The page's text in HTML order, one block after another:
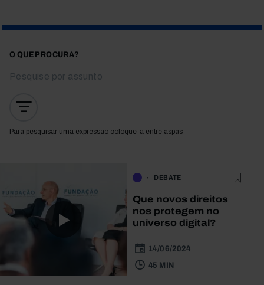
O QUE PROCURA?
Para pesquisar uma expressão coloque-a entre aspas
DEBATE
Que novos direitos
nos protegem no
universo digital?
14/06/2024
45 MIN